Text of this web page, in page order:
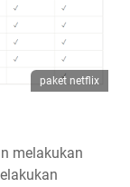
paket netflix
melakukan